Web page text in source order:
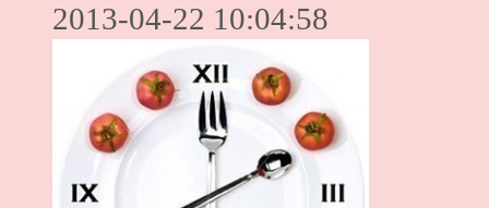
2013-04-22 10:04:58